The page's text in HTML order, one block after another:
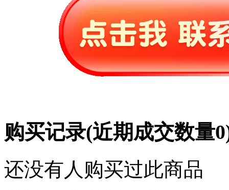
购买记录(近期成交数量0
还没有人购买过此商品